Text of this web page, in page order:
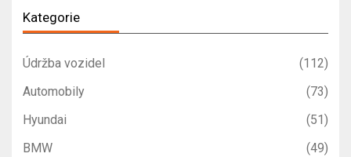
Kategorie
Údržba vozidel
(112)
Automobily
(73)
Hyundai
(51)
BMW
(49)